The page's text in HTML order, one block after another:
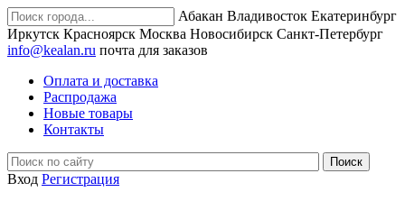
Абакан Владивосток Екатеринбург
Иркутск Красноярск Москва Новосибирск Санкт-Петербург
info@kealan.ru почта для заказов
Оплата и доставка
Распродажа
Новые товары
Контакты
Вход Регистрация